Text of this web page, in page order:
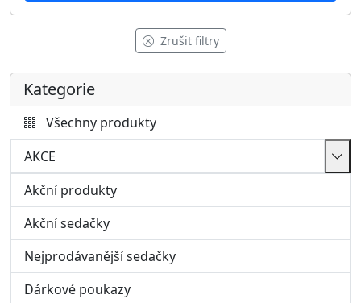
Sedací soupravy
Sedací soupravy
Rohové sedačky
Sedačky do U
Modulové sedací soupravy
Pohovky a křesla
Taburety a ostatní